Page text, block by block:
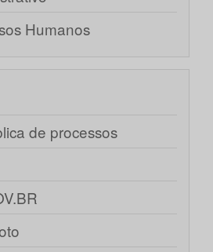
Humanos
de processos